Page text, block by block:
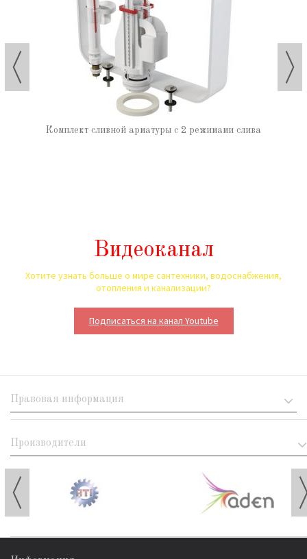
Комплект сливной арматуры с 2 режимами слива
Видеоканал
Хотите узнать больше о мире сантехники, водоснабжения,
отопления и канализации?
Подписаться на канал Youtube
Правовая информация
Производители